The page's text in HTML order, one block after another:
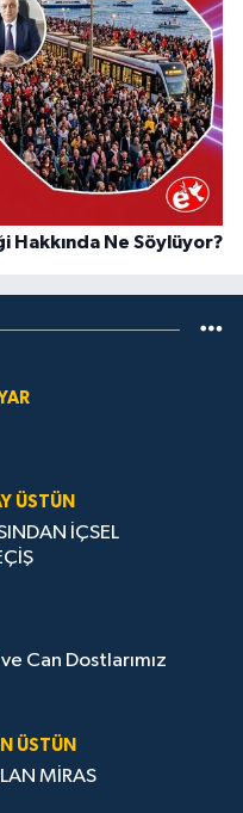
Hakkında Ne Söylüyor?
ÜSTÜN
İÇSEL
Can Dostlarımız
ÜSTÜN
MİRAS